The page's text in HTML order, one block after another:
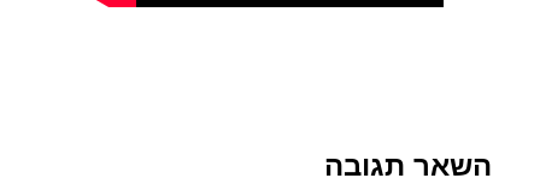
השאר תגובה